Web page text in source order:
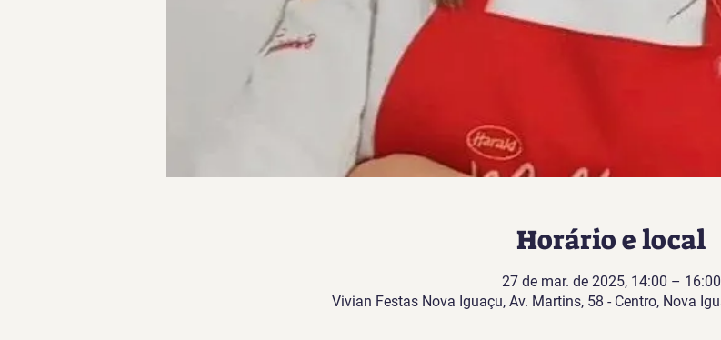
Horário e local
27 de mar. de 2025, 14:00 – 16:00
Vivian Festas Nova Iguaçu, Av. Martins, 58 - Centro, Nova